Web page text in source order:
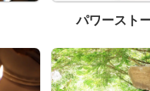
パワースト